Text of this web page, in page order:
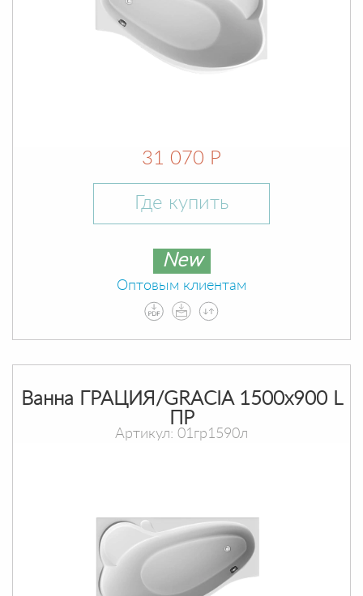
31 070 Р
Где купить
New
Оптовым клиентам
Ванна ГРАЦИЯ/GRACIA 1500х900 L
ПР
Артикул: 01гр1590л